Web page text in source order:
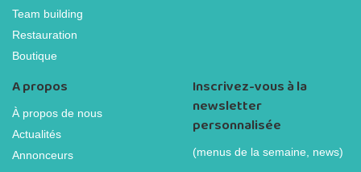
Team building
Restauration
Boutique
A propos
À propos de nous
Actualités
Annonceurs
Inscrivez-vous à la
newsletter
personnalisée
(menus de la semaine, news)